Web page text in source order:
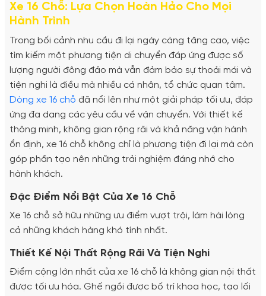
Xe 16 Chỗ: Lựa Chọn Hoàn Hảo Cho Mọi
Hành Trình
Trong bối cảnh nhu cầu đi lại ngày càng tăng cao, việc
tìm kiếm một phương tiện di chuyển đáp ứng được số
lượng người đông đảo mà vẫn đảm bảo sự thoải mái và
tiện nghi là điều mà nhiều cá nhân, tổ chức quan tâm.
Dòng xe 16 chỗ đã nổi lên như một giải pháp tối ưu, đáp
ứng đa dạng các yêu cầu về vận chuyển. Với thiết kế
thông minh, không gian rộng rãi và khả năng vận hành
ổn định, xe 16 chỗ không chỉ là phương tiện đi lại mà còn
góp phần tạo nên những trải nghiệm đáng nhớ cho
hành khách.
Đặc Điểm Nổi Bật Của Xe 16 Chỗ
Xe 16 chỗ sở hữu những ưu điểm vượt trội, làm hài lòng
cả những khách hàng khó tính nhất.
Thiết Kế Nội Thất Rộng Rãi Và Tiện Nghi
Điểm cộng lớn nhất của xe 16 chỗ là không gian nội thất
được tối ưu hóa. Ghế ngồi được bố trí khoa học, tạo lối